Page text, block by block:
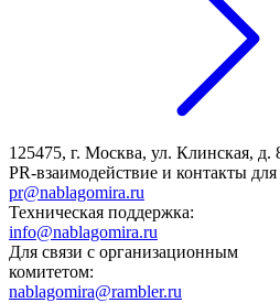
125475, г. Москва, ул. Клинская, д.
PR-взаимодействие и контакты
pr@nablagomira.ru
Техническая поддержка:
info@nablagomira.ru
Для связи с организационным
комитетом:
nablagomira@rambler.ru